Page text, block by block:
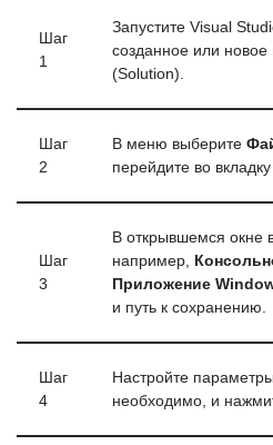
Шаг
1
Запустите Visual
созданное или
(Solution).
Шаг
2
В меню выберите
перейдите во вкладку
Шаг
3
В открывшемся окне
например,
Приложение
и путь к сохранению.
Шаг
4
Настройте
необходимо, и